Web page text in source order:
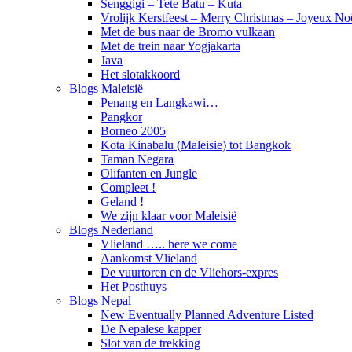
Senggigi – Tete Batu – Kuta
Vrolijk Kerstfeest – Merry Christmas – Joyeux
Met de bus naar de Bromo vulkaan
Met de trein naar Yogjakarta
Java
Het slotakkoord
Blogs Maleisië
Penang en Langkawi…
Pangkor
Borneo 2005
Kota Kinabalu (Maleisie) tot Bangkok
Taman Negara
Olifanten en Jungle
Compleet !
Geland !
We zijn klaar voor Maleisië
Blogs Nederland
Vlieland ….. here we come
Aankomst Vlieland
De vuurtoren en de Vliehors-expres
Het Posthuys
Blogs Nepal
New Eventually Planned Adventure Listed
De Nepalese kapper
Slot van de trekking